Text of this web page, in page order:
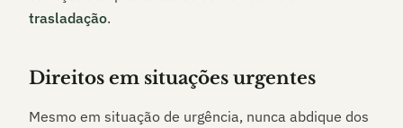
trasladação.
Direitos em situações urgentes
Mesmo em situação de urgência, nunca abdique dos